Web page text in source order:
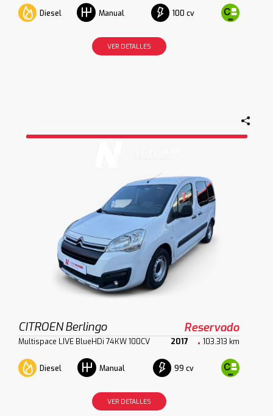
Diesel Manual 100 cv
VER DETALLES
CITROEN Berlingo Reservado
Multispace LIVE BlueHDi 74KW 100CV 2017 103.313 km
Diesel Manual 99 cv
VER DETALLES